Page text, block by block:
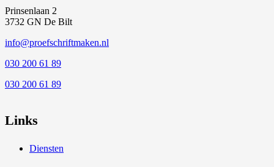
Prinsenlaan 2
3732 GN De Bilt
info@proefschriftmaken.nl
030 200 61 89
030 200 61 89
Links
Diensten